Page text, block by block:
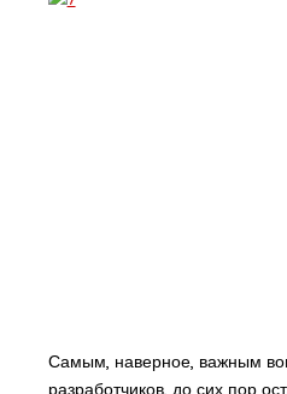
Самым, наверное, важным